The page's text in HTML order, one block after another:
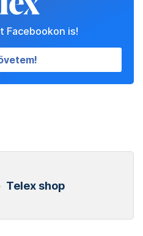
Facebookon is!
Telex shop